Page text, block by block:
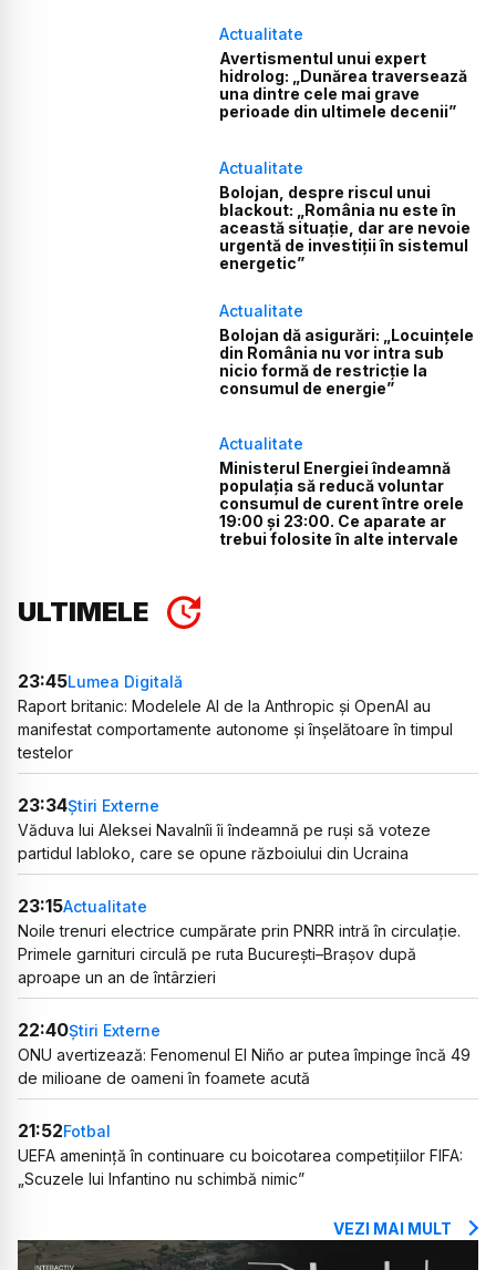
Actualitate
Avertismentul unui expert
hidrolog: „Dunărea traversează
una dintre cele mai grave
perioade din ultimele decenii”
Actualitate
Bolojan, despre riscul unui
blackout: „România nu este în
această situație, dar are nevoie
urgentă de investiții în sistemul
energetic”
Actualitate
Bolojan dă asigurări: „Locuințele
din România nu vor intra sub
nicio formă de restricție la
consumul de energie”
Actualitate
Ministerul Energiei îndeamnă
populația să reducă voluntar
consumul de curent între orele
19:00 și 23:00. Ce aparate ar
trebui folosite în alte intervale
ULTIMELE
23:45Lumea Digitală
Raport britanic: Modelele AI de la Anthropic și OpenAI au
manifestat comportamente autonome și înșelătoare în timpul
testelor
23:34Știri Externe
Văduva lui Aleksei Navalnîi îi îndeamnă pe ruși să voteze
partidul Iabloko, care se opune războiului din Ucraina
23:15Actualitate
Noile trenuri electrice cumpărate prin PNRR intră în circulație.
Primele garnituri circulă pe ruta București–Brașov după
aproape un an de întârzieri
22:40Știri Externe
ONU avertizează: Fenomenul El Niño ar putea împinge încă 49
de milioane de oameni în foamete acută
21:52Fotbal
UEFA amenință în continuare cu boicotarea competițiilor FIFA:
„Scuzele lui Infantino nu schimbă nimic”
VEZI MAI MULT